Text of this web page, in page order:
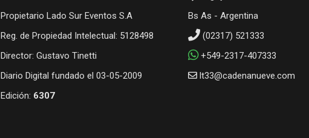
Propietario Lado Sur Eventos S.A
Reg. de Propiedad Intelectual: 5128498
Director: Gustavo Tinetti
Diario Digital fundado el 03-05-2009
Edición: 6307
Bs As - Argentina
(02317) 521333
+549-2317-407333
lt33@cadenanueve.com